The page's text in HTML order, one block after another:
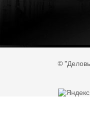
©